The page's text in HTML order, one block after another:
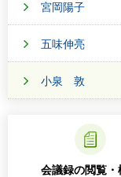
宮岡陽子
五味伸亮
小泉 敦
会議録の閲覧・